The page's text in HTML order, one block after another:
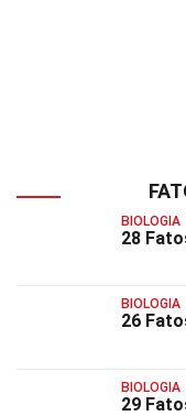
BIOLOGIA
28
BIOLOGIA
26
BIOLOGIA
29